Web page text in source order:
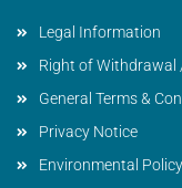
Legal Information
Right of Withdrawal
General Terms &
Privacy Notice
Environmental Policy